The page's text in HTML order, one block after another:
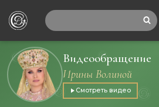
Видеообращение
Ирины Волиной
Смотреть видео